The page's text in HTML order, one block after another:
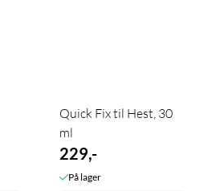
Quick Fix til Hest, 30
ml
229,-
På lager